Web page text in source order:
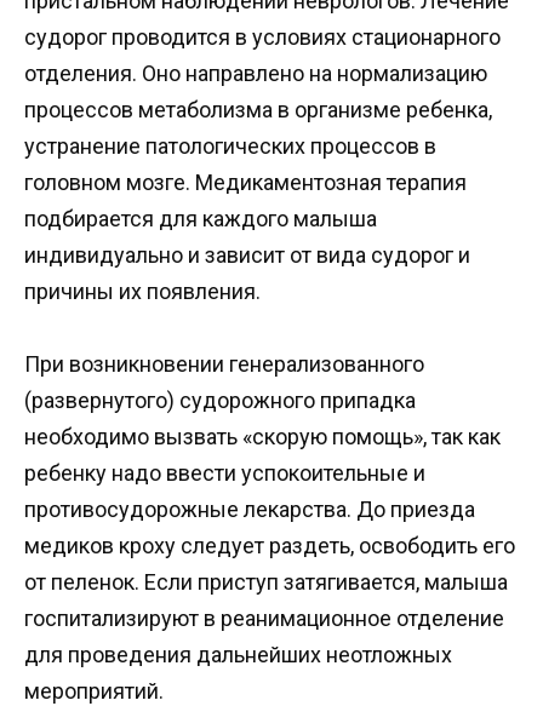
судорог проводится в условиях стационарного
отделения. Оно направлено на нормализацию
процессов метаболизма в организме ребенка,
устранение патологических процессов в
головном мозге. Медикаментозная терапия
подбирается для каждого малыша
индивидуально и зависит от вида судорог и
причины их появления.
При возникновении генерализованного
(развернутого) судорожного припадка
необходимо вызвать «скорую помощь», так как
ребенку надо ввести успокоительные и
противосудорожные лекарства. До приезда
медиков кроху следует раздеть, освободить его
от пеленок. Если приступ затягивается, малыша
госпитализируют в реанимационное отделение
для проведения дальнейших неотложных
мероприятий.